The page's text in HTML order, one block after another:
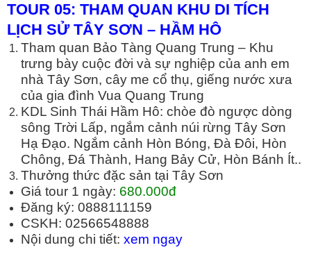
TOUR 05: THAM QUAN KHU DI TÍCH
LỊCH SỬTÂY SƠN – HẦM HÔ
Tham quan Bảo Tàng Quang Trung – Khu
trưng bày cuộc đời và sự nghiệp của anh em
nhà Tây Sơn, cây me cổ thụ, giếng nước xưa
của gia đình Vua Quang Trung
KDL Sinh Thái Hầm Hô: chòe đò ngược dòng
sông Trời Lấp, ngắm cảnh núi rừng Tây Sơn
Hạ Đạo. Ngắm cảnh Hòn Bóng, Đà Đôi, Hòn
Chông, Đá Thành, Hang Bảy Cử, Hòn Bánh Ít..
Thưởng thức đặc sản tại Tây Sơn
Giá tour 1 ngày: 680.000đ
Đăng ký: 0888111159
CSKH: 02566548888
Nội dung chi tiết: xem ngay